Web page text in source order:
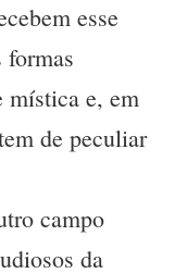
esse
formas
mística e, em
de peculiar
campo
da